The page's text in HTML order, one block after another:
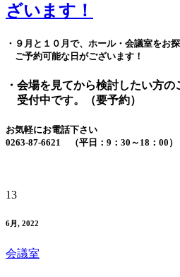
ざいます！
・９月と１０月で、ホール・会議室をお探
ご予約可能な日がございます！
・会場を見てから検討したい方の
受付中です。（要予約）
お気軽にお電話下さい
0263-87-6621 （平日：9：30～18：00）
13
6月, 2022
会議室